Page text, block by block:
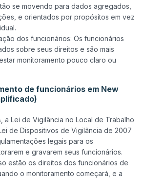
se movendo para dados agregados,
e orientados por propósitos em vez
dos funcionários: Os funcionários
sobre seus direitos e são mais
monitoramento pouco claro ou
de funcionários em New
a Lei de Vigilância no Local de Trabalho
de Dispositivos de Vigilância de 2007
legais para os
e gravarem seus funcionários.
estão os direitos dos funcionários de
o monitoramento começará, e a